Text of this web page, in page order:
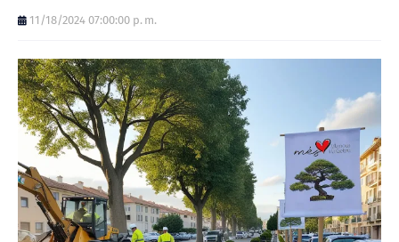
11/18/2024 07:00:00 p. m.